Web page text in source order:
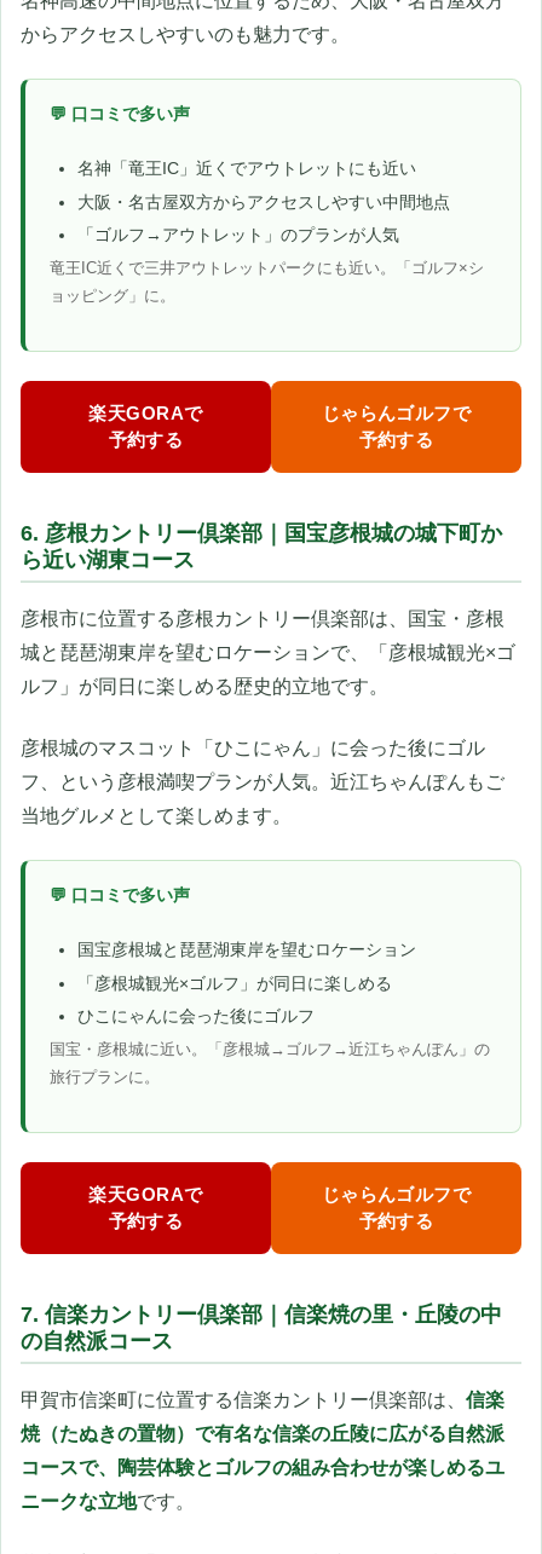
からアクセスしやすいのも魅力です。
💬 口コミで多い声
名神「竜王IC」近くでアウトレットにも近い
大阪・名古屋双方からアクセスしやすい中間地点
「ゴルフ→アウトレット」のプランが人気
竜王IC近くで三井アウトレットパークにも近い。「ゴルフ×シ
ョッピング」に。
楽天GORAで
予約する
じゃらんゴルフで
予約する
6. 彦根カントリー倶楽部｜国宝彦根城の城下町か
ら近い湖東コース
彦根市に位置する彦根カントリー倶楽部は、国宝・彦根
城と琵琶湖東岸を望むロケーションで、「彦根城観光×ゴ
ルフ」が同日に楽しめる歴史的立地です。
彦根城のマスコット「ひこにゃん」に会った後にゴル
フ、という彦根満喫プランが人気。近江ちゃんぽんもご
当地グルメとして楽しめます。
💬 口コミで多い声
国宝彦根城と琵琶湖東岸を望むロケーション
「彦根城観光×ゴルフ」が同日に楽しめる
ひこにゃんに会った後にゴルフ
国宝・彦根城に近い。「彦根城→ゴルフ→近江ちゃんぽん」の
旅行プランに。
楽天GORAで
予約する
じゃらんゴルフで
予約する
7. 信楽カントリー倶楽部｜信楽焼の里・丘陵の中
の自然派コース
甲賀市信楽町に位置する信楽カントリー倶楽部は、 信楽
焼（たぬきの置物）で有名な信楽の丘陵に広がる自然派
コースで、陶芸体験とゴルフの組み合わせが楽しめるユ
ニークな立地です。